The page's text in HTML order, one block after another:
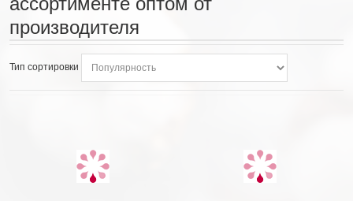
производителя
Тип сортировки